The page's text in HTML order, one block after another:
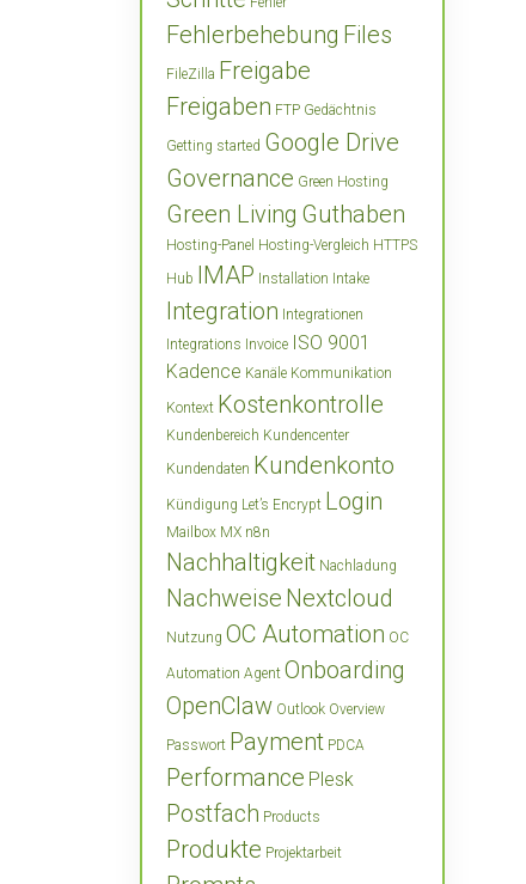
Fehlerbehebung Files
FileZilla Freigabe
Freigaben FTP Gedächtnis
Getting started Google Drive
Governance Green Hosting
Green Living Guthaben
Hosting-Panel Hosting-Vergleich HTTPS
Hub IMAP Installation Intake
Integration Integrationen
Integrations Invoice ISO 9001
Kadence Kanäle Kommunikation
Kontext Kostenkontrolle
Kundenbereich Kundencenter
Kundendaten Kundenkonto
Kündigung Let’s Encrypt Login
Mailbox MX n8n
Nachhaltigkeit Nachladung
Nachweise Nextcloud
Nutzung OC Automation OC
Automation Agent Onboarding
OpenClaw Outlook Overview
Passwort Payment PDCA
Performance Plesk
Postfach Products
Produkte Projektarbeit